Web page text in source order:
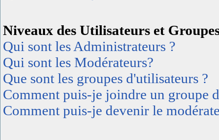
Niveaux des Utilisateurs et
Qui sont les Administrateurs ?
Qui sont les Modérateurs?
Que sont les groupes d'utilisateurs ?
Comment puis-je joindre un groupe
Comment puis-je devenir le